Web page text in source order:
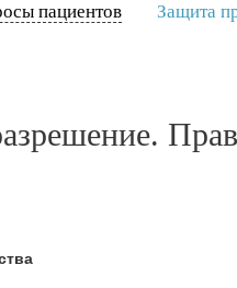
пациентов Защита